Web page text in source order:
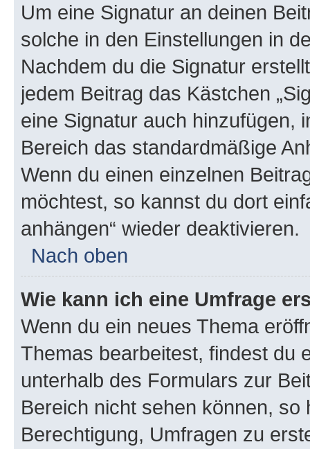
Um eine Signatur an deinen
solche in den Einstellungen in
Nachdem du die Signatur
jedem Beitrag das Kästchen
eine Signatur auch hinzufügen,
Bereich das standardmäßige
Wenn du einen einzelnen
möchtest, so kannst du dort
anhängen“ wieder deaktivieren.
Nach oben
Wie kann ich eine Umfrage
Wenn du ein neues Thema
Themas bearbeitest, findest du
unterhalb des Formulars zur
Bereich nicht sehen können,
Berechtigung, Umfragen zu